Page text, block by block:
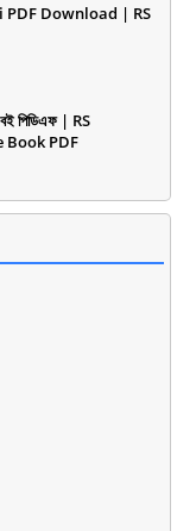
PDF Download | RS
বই পিডিএফ | RS
PDF